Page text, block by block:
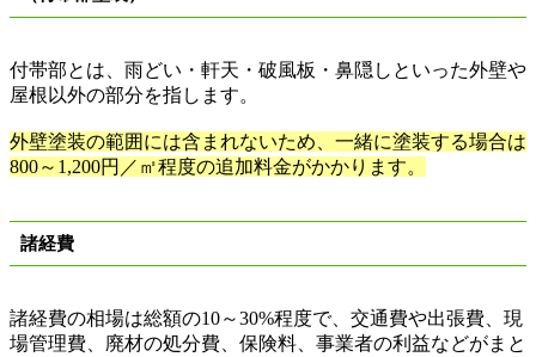
付帯部とは、雨どい・軒天・破風板・鼻隠しといった外壁や
屋根以外の部分を指します。
外壁塗装の範囲には含まれないため、一緒に塗装する場合は
800～1,200円／㎡程度の追加料金がかかります。
諸経費
諸経費の相場は総額の10～30%程度で、交通費や出張費、現
場管理費、廃材の処分費、保険料、事業者の利益などがまと